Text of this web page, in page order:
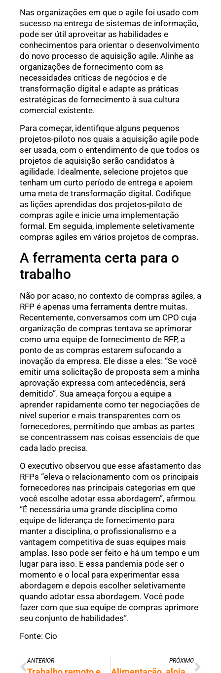
Nas organizações em que o agile foi usado com
sucesso na entrega de sistemas de informação,
pode ser útil aproveitar as habilidades e
conhecimentos para orientar o desenvolvimento
do novo processo de aquisição agile. Alinhe as
organizações de fornecimento com as
necessidades críticas de negócios e de
transformação digital e adapte as práticas
estratégicas de fornecimento à sua cultura
comercial existente.
Para começar, identifique alguns pequenos
projetos-piloto nos quais a aquisição agile pode
ser usada, com o entendimento de que todos os
projetos de aquisição serão candidatos à
agilidade. Idealmente, selecione projetos que
tenham um curto período de entrega e apoiem
uma meta de transformação digital. Codifique
as lições aprendidas dos projetos-piloto de
compras agile e inicie uma implementação
formal. Em seguida, implemente seletivamente
compras agiles em vários projetos de compras.
A ferramenta certa para o
trabalho
Não por acaso, no contexto de compras agiles, a
RFP é apenas uma ferramenta dentre muitas.
Recentemente, conversamos com um CPO cuja
organização de compras tentava se aprimorar
como uma equipe de fornecimento de RFP, a
ponto de as compras estarem sufocando a
inovação da empresa. Ele disse a eles: “Se você
emitir uma solicitação de proposta sem a minha
aprovação expressa com antecedência, será
demitido”. Sua ameaça forçou a equipe a
aprender rapidamente como ter negociações de
nível superior e mais transparentes com os
fornecedores, permitindo que ambas as partes
se concentrassem nas coisas essenciais de que
cada lado precisa.
O executivo observou que esse afastamento das
RFPs “eleva o relacionamento com os principais
fornecedores nas principais categorias em que
você escolhe adotar essa abordagem”, afirmou.
“É necessária uma grande disciplina como
equipe de liderança de fornecimento para
manter a disciplina, o profissionalismo e a
vantagem competitiva de suas equipes mais
amplas. Isso pode ser feito e há um tempo e um
lugar para isso. E essa pandemia pode ser o
momento e o local para experimentar essa
abordagem e depois escolher seletivamente
quando adotar essa abordagem. Você pode
fazer com que sua equipe de compras aprimore
seu conjunto de habilidades”.
Fonte: Cio
ANTERIOR PRÓXIMO